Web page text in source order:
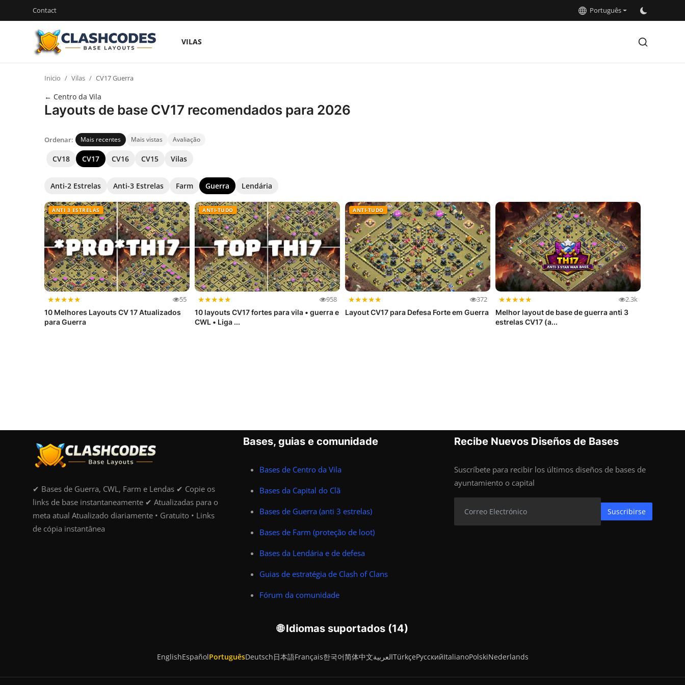
Contact Português
VILAS
Português
Inicio Vilas CV17 Guerra
← Centro da Vila
Layouts de base CV17 recomendados para 2026
Ordenar: Mais recentes Mais vistas Avaliação
CV18 CV17 CV16 CV15 Vilas
Anti-2 Estrelas Anti-3 Estrelas Farm Guerra Lendária
ANTI 3 ESTRELAS
★★★★★ 55
10 Melhores Layouts CV 17 Atualizados
para Guerra
ANTI-TUDO
★★★★★ 958
10 layouts CV17 fortes para vila • guerra e
CWL • Liga ...
ANTI-TUDO
★★★★★ 372
Layout CV17 para Defesa Forte em Guerra
★★★★★ 2.3k
Melhor layout de base de guerra anti 3
estrelas CV17 (a...
✔ Bases de Guerra, CWL, Farm e Lendas ✔ Copie os
links de base instantaneamente ✔ Atualizadas para o
meta atual Atualizado diariamente • Gratuito • Links
de cópia instantânea
Bases, guias e comunidade
Bases de Centro da Vila
Bases da Capital do Clã
Bases de Guerra (anti 3 estrelas)
Bases de Farm (proteção de loot)
Bases da Lendária e de defesa
Guias de estratégia de Clash of Clans
Fórum da comunidade
Recibe Nuevos Diseños de Bases
Suscríbete para recibir los últimos diseños de bases de
ayuntamiento o capital
Suscribirse
🌐 Idiomas suportados (14)
EnglishEspañolPortuguêsDeutsch日本語Français한국어简体中文العربيةTürkçeРусскийItalianoPolskiNederlands